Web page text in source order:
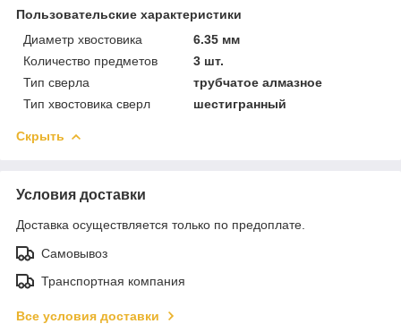
Пользовательские характеристики
Диаметр хвостовика
6.35 мм
Количество предметов
3 шт.
Тип сверла
трубчатое алмазное
Тип хвостовика сверл
шестигранный
Скрыть
Условия доставки
Доставка осуществляется только по предоплате.
Самовывоз
Транспортная компания
Все условия доставки